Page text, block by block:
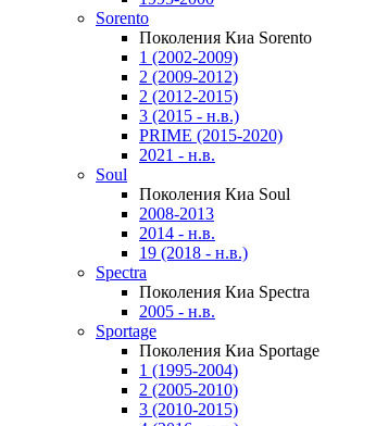
Sorento
Поколения Киа Sorento
1 (2002-2009)
2 (2009-2012)
2 (2012-2015)
3 (2015 - н.в.)
PRIME (2015-2020)
2021 - н.в.
Soul
Поколения Киа Soul
2008-2013
2014 - н.в.
19 (2018 - н.в.)
Spectra
Поколения Киа Spectra
2005 - н.в.
Sportage
Поколения Киа Sportage
1 (1995-2004)
2 (2005-2010)
3 (2010-2015)